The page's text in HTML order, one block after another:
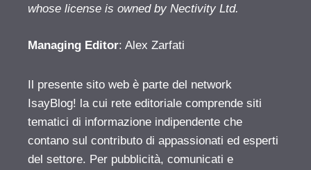
whose license is owned by Nectivity Ltd.
Managing Editor: Alex Zarfati
Il presente sito web è parte del network
IsayBlog! la cui rete editoriale comprende siti
tematici di informazione indipendente che
contano sul contributo di appassionati ed esperti
del settore. Per pubblicità, comunicati e